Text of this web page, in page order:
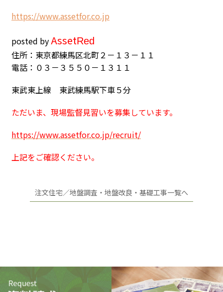
https://www.assetfor.co.jp
posted byAssetRed
住所：東京都練馬区北町２－１３－１１
電話：０３－３５５０－１３１１
東武東上線 東武練馬駅下車５分
ただいま、現場監督見習いを募集しています。
https://www.assetfor.co.jp/recruit/
上記をご確認ください。
注文住宅／地盤調査・地盤改良・基礎工事一覧へ